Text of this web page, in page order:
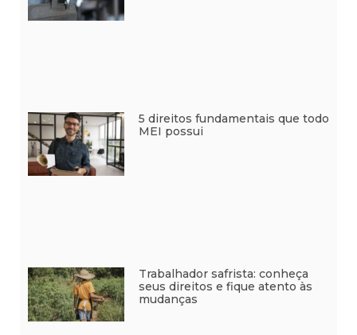
5 direitos fundamentais que todo
MEI possui
Trabalhador safrista: conheça
seus direitos e fique atento às
mudanças